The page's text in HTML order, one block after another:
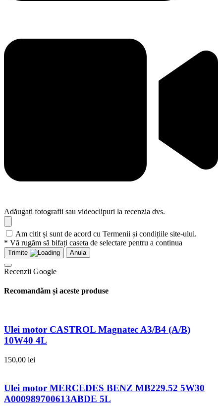
Adăugați fotografii sau videoclipuri la recenzia dvs.
Am citit și sunt de acord cu Termenii și condițiile site-ului.
* Vă rugăm să bifați caseta de selectare pentru a continua
Trimite Anula
Recenzii Google
Recomandăm și aceste produse
Ulei motor CASTROL Magnatec A3/B4 (A/B)
10W40 4L
150,00 lei
Ulei motor MERCEDES BENZ MB229.52 5W30
A000989700613ABDE 5L